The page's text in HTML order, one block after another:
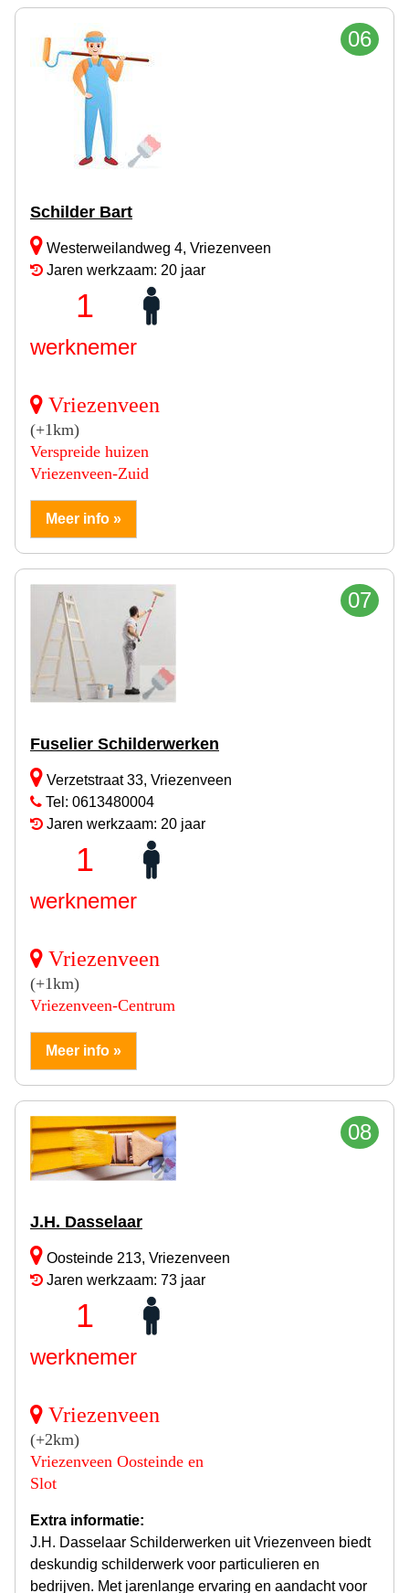
06
Schilder Bart
Westerweilandweg 4, Vriezenveen
Jaren werkzaam: 20 jaar
1
werknemer
Vriezenveen
(+1km)
Verspreide huizen
Vriezenveen-Zuid
Meer info »
07
Fuselier Schilderwerken
Verzetstraat 33, Vriezenveen
Tel: 0613480004
Jaren werkzaam: 20 jaar
1
werknemer
Vriezenveen
(+1km)
Vriezenveen-Centrum
Meer info »
08
J.H. Dasselaar
Oosteinde 213, Vriezenveen
Jaren werkzaam: 73 jaar
1
werknemer
Vriezenveen
(+2km)
Vriezenveen Oosteinde en
Slot
Extra informatie:
J.H. Dasselaar Schilderwerken uit Vriezenveen biedt
deskundig schilderwerk voor particulieren en
bedrijven. Met jarenlange ervaring en aandacht voor